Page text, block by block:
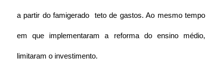
a partir do famigerado  teto de gastos. Ao mesmo tempo
em que implementaram a reforma do ensino médio,
limitaram o investimento.